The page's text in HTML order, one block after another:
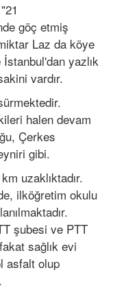
göç etmiş
Laz da köye
yazlık
vardır.
halen devam
Çerkes
gibi.
uzaklıktadır.
ilköğretim okulu
şubesi ve PTT
sağlık evi
asfalt olup